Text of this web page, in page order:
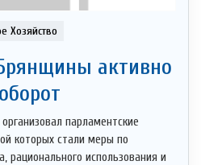
Хозяйство
активно
парламентские
которых стали меры по
рационального использования и